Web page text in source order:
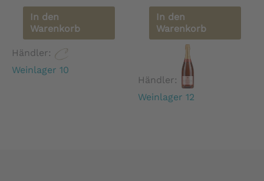
In den
Warenkorb
Händler:
Weinlager 10
In den
Warenkorb
Händler:
Weinlager 12